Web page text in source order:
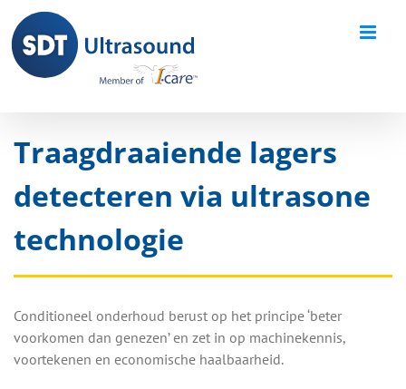
content
Traagdraaiende lagers
detecteren via ultrasone
technologie
Conditioneel onderhoud berust op het principe ‘beter
voorkomen dan genezen’ en zet in op machinekennis,
voortekenen en economische haalbaarheid.